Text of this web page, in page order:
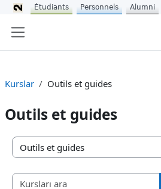
Kurslar Outils et guides
Outils et guides
Kurs Kategorileri
Étudiants Personnels Alumni